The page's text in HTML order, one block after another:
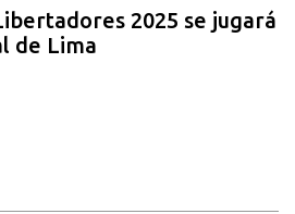
2025 se jugará
de Lima